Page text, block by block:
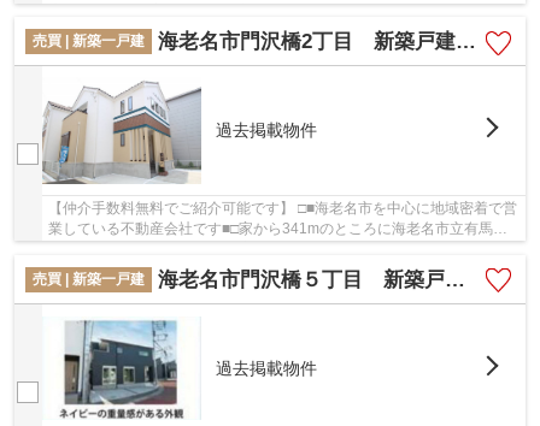
店があります。家から海老名市役所 門沢橋コ...
売買 | 新築一戸建
海老名市門沢橋2丁目 新築戸建て 全5棟【仲介手数料無料】
過去掲載物件
【仲介手数料無料でご紹介可能です】 □■海老名市を中心に地域密着で営
業している不動産会社です■□家から341mのところに海老名市立有馬図
売買 | 新築一戸建
海老名市門沢橋５丁目 新築戸建て 全１棟 【仲介手数料無料】
過去掲載物件